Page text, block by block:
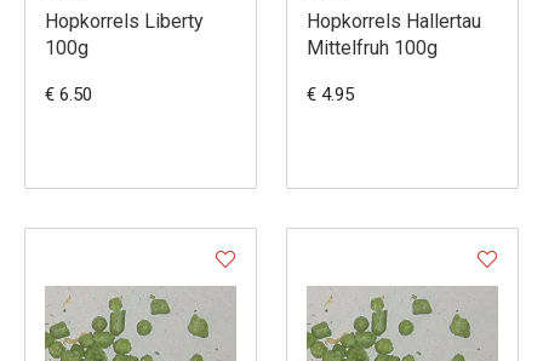
Hopkorrels Liberty
100g
€ 6.50
Hopkorrels Hallertau
Mittelfruh 100g
€ 4.95